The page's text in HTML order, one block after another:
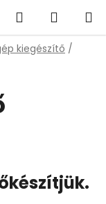
KeresésKOSÁR
kiegészítő /